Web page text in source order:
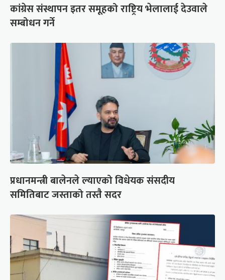
कांग्रेस संस्थापन इतर समूहको राष्ट्रिय भेलालाई देउवाले
सम्बोधन गर्ने
प्रधानमन्त्री बालेनले ल्याएको विधेयक संसदीय
समितिबाट जस्ताको तस्तै सदर